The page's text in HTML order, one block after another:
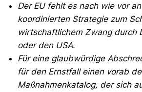
Der EU fehlt es nach wie vor
koordinierten Strategie zum
wirtschaftlichem Zwang durch
oder den USA.
Für eine glaubwürdige
für den Ernstfall einen vorab
Maßnahmenkatalog, der sich